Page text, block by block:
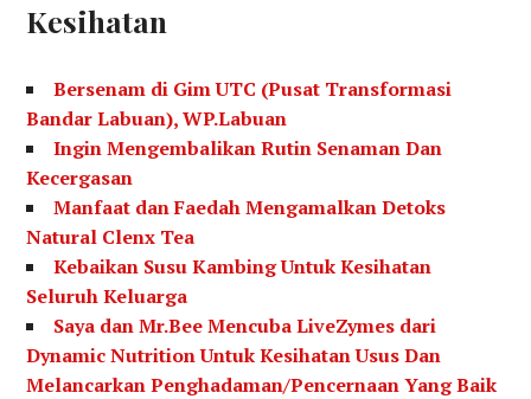
Kesihatan
Bersenam di Gim UTC (Pusat Transformasi
Bandar Labuan), WP.Labuan
Ingin Mengembalikan Rutin Senaman Dan
Kecergasan
Manfaat dan Faedah Mengamalkan Detoks
Natural Clenx Tea
Kebaikan Susu Kambing Untuk Kesihatan
Seluruh Keluarga
Saya dan Mr.Bee Mencuba LiveZymes dari
Dynamic Nutrition Untuk Kesihatan Usus Dan
Melancarkan Penghadaman/Pencernaan Yang Baik